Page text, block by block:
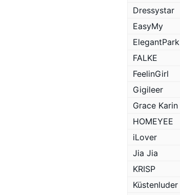
Dressystar
EasyMy
ElegantPark
FALKE
FeelinGirl
Gigileer
Grace Karin
HOMEYEE
iLover
Jia Jia
KRISP
Küstenluder